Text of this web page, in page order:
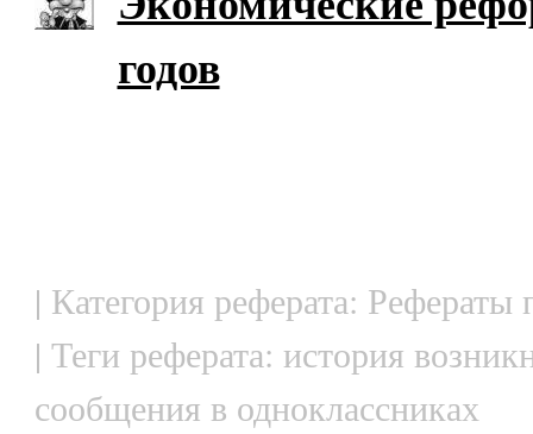
годов
| Категория реферата: Рефераты
| Теги реферата: история
сообщения в одноклассниках